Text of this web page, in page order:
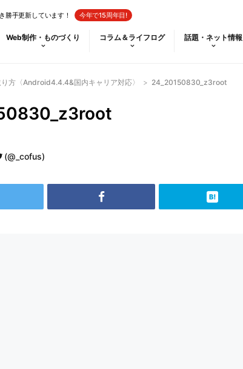
勝手更新しています！ 今年で15周年目!
Web制作・ものづくり コラム＆ライフログ 話題・ネット情報
方〈Android4.4.4&国内キャリア対応〉 > 24_20150830_z3root
(@_cofus)